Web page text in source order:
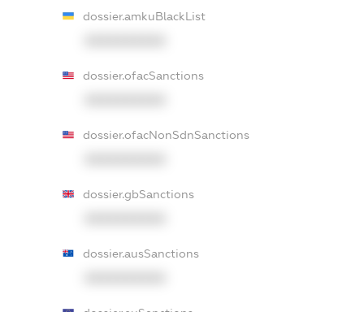
dossier.amkuBlackList
dossier.ofacSanctions
dossier.ofacNonSdnSanctions
dossier.gbSanctions
dossier.ausSanctions